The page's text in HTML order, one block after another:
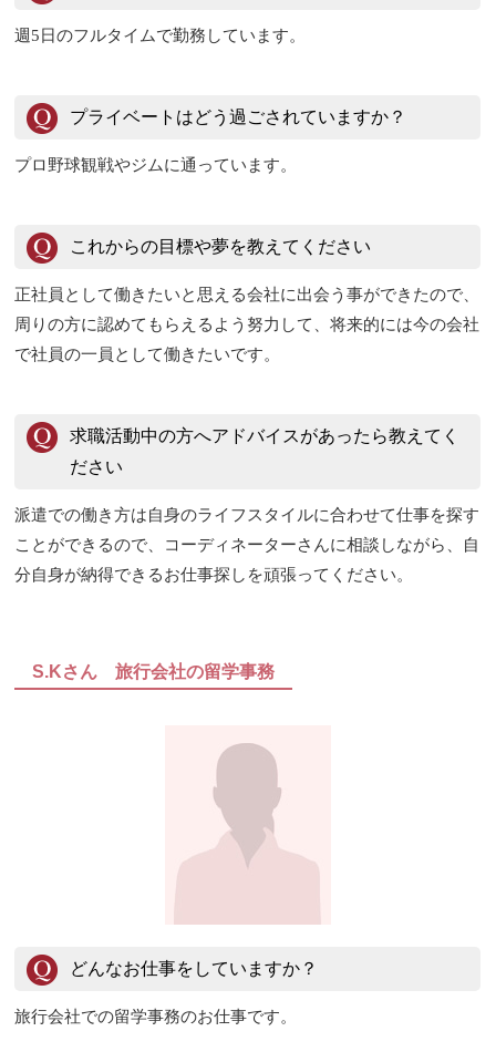
週5日のフルタイムで勤務しています。
プライベートはどう過ごされていますか？
プロ野球観戦やジムに通っています。
これからの目標や夢を教えてください
正社員として働きたいと思える会社に出会う事ができたので、
周りの方に認めてもらえるよう努力して、将来的には今の会社
で社員の一員として働きたいです。
求職活動中の方へアドバイスがあったら教えてく
ださい
派遣での働き方は自身のライフスタイルに合わせて仕事を探す
ことができるので、コーディネーターさんに相談しながら、自
分自身が納得できるお仕事探しを頑張ってください。
S.Kさん 旅行会社の留学事務
どんなお仕事をしていますか？
旅行会社での留学事務のお仕事です。